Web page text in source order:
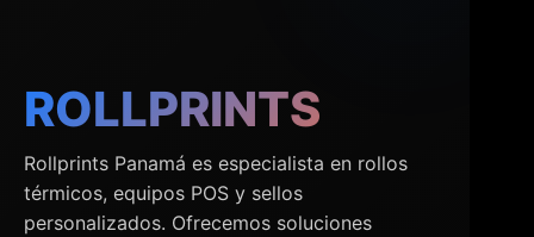
ROLLPRINTS
Rollprints Panamá es especialista en rollos
térmicos, equipos POS y sellos
personalizados. Ofrecemos soluciones